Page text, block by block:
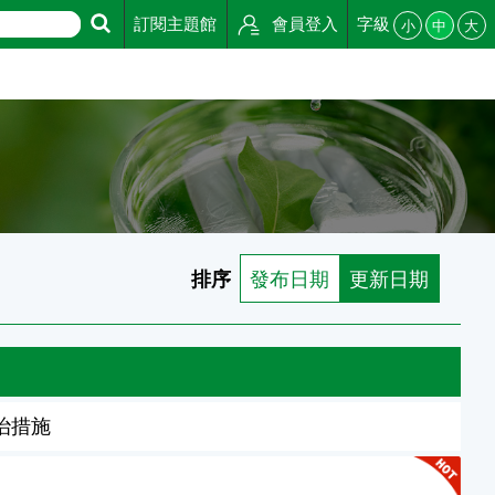
訂閱主題館 會員登入 字級 小 中 大
排序 發布日期 更新日期
措施